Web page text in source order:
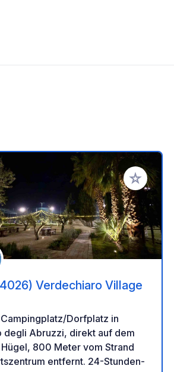
Zu Ihren
Verdechiaro Village
Dorfplatz in
degli Abruzzi, direkt auf dem
800 Meter vom Strand
entfernt. 24-Stunden-